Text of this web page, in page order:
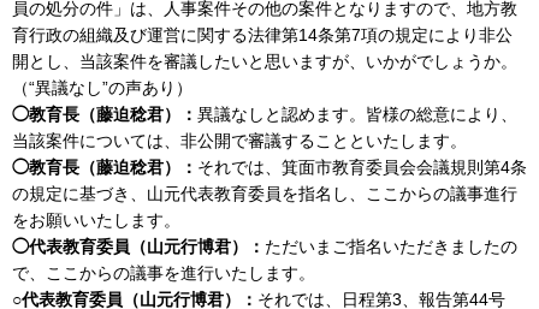
員の処分の件」は、人事案件その他の案件となりますので、地方教
育行政の組織及び運営に関する法律第14条第7項の規定により非公
開とし、当該案件を審議したいと思いますが、いかがでしょうか。
（“異議なし”の声あり）
◯教育長（藤迫稔君）： 異議なしと認めます。皆様の総意により、
当該案件については、非公開で審議することといたします。
◯教育長（藤迫稔君）： それでは、箕面市教育委員会会議規則第4条
の規定に基づき、山元代表教育委員を指名し、ここからの議事進行
をお願いいたします。
◯代表教育委員（山元行博君）： ただいまご指名いただきましたの
で、ここからの議事を進行いたします。
○代表教育委員（山元行博君）： それでは、日程第3、報告第44号